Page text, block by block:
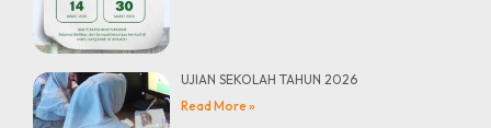
UJIAN SEKOLAH TAHUN 2026
Read More »